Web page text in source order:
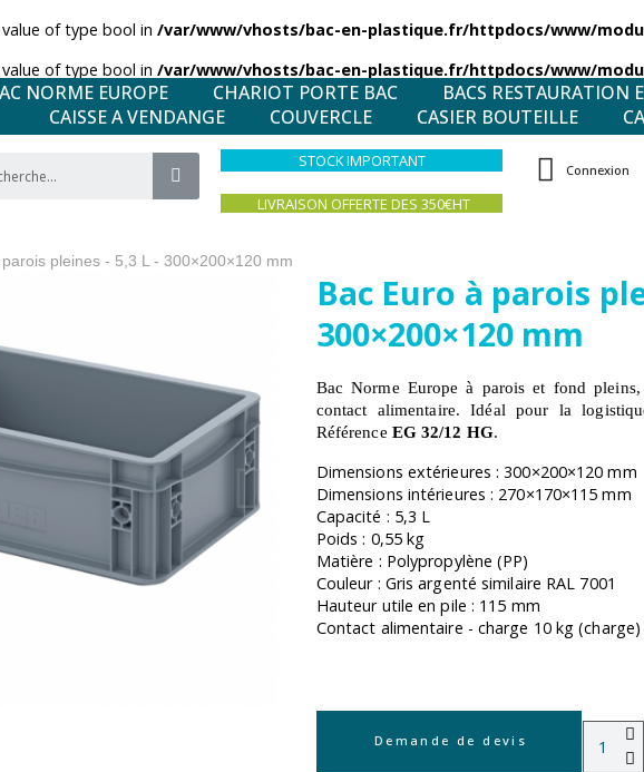
of type bool in /var/www/vhosts/bac-en-plastique.fr/httpdocs/www/
of type bool in /var/www/vhosts/bac-en-plastique.fr/httpdocs/www/
NORME EUROPE CHARIOT PORTE BAC BACS RESTAURATION
CAISSE A VENDANGE
COUVERCLE CASIER BOUTEILLE
STOCK IMPORTANT
LIVRAISON OFFERTE DES 350€HT
Connexion
pleines - 5,3 L - 300×200×120 mm
Bac Euro à parois
300×200×120 mm
Bac Norme Europe à parois et fond
contact alimentaire. Idéal pour la
Référence EG 32/12 HG.
Dimensions extérieures : 300×200×120 mm
Dimensions intérieures : 270×170×115 mm
Capacité : 5,3 L
Poids : 0,55 kg
Matière : Polypropylène (PP)
Couleur : Gris argenté similaire RAL 7001
Hauteur utile en pile : 115 mm
Contact alimentaire - charge 10 kg (charge)
Demande de devis